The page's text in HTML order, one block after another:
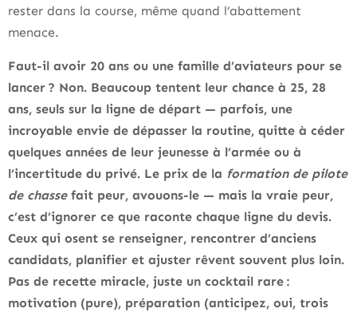
rester dans la course, même quand l’abattement
menace.
Faut-il avoir 20 ans ou une famille d’aviateurs pour se
lancer ? Non. Beaucoup tentent leur chance à 25, 28
ans, seuls sur la ligne de départ — parfois, une
incroyable envie de dépasser la routine, quitte à céder
quelques années de leur jeunesse à l’armée ou à
l’incertitude du privé. Le prix de la formation de pilote
de chassefait peur, avouons-le — mais la vraie peur,
c’est d’ignorer ce que raconte chaque ligne du devis.
Ceux qui osent se renseigner, rencontrer d’anciens
candidats, planifier et ajuster rêvent souvent plus loin.
Pas de recette miracle, juste un cocktail rare :
motivation (pure), préparation (anticipez, oui, trois